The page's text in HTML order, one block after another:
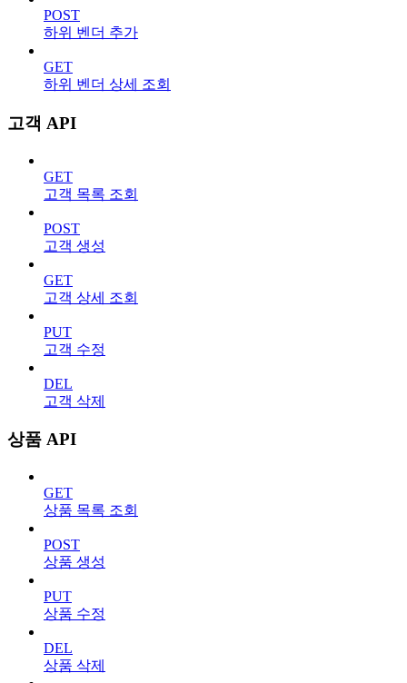
POST
하위 벤더 추가
GET
하위 벤더 상세 조회
고객 API
GET
고객 목록 조회
POST
고객 생성
GET
고객 상세 조회
PUT
고객 수정
DEL
고객 삭제
상품 API
GET
상품 목록 조회
POST
상품 생성
PUT
상품 수정
DEL
상품 삭제